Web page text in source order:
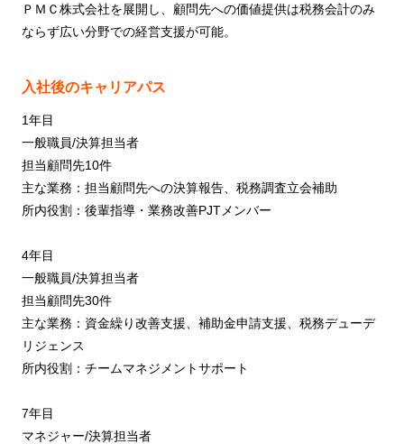
ＰＭＣ株式会社を展開し、顧問先への価値提供は税務会計のみ
ならず広い分野での経営支援が可能。
入社後のキャリアパス
1年目
一般職員/決算担当者
担当顧問先10件
主な業務：担当顧問先への決算報告、税務調査立会補助
所内役割：後輩指導・業務改善PJTメンバー
4年目
一般職員/決算担当者
担当顧問先30件
主な業務：資金繰り改善支援、補助金申請支援、税務デューデ
リジェンス
所内役割：チームマネジメントサポート
7年目
マネジャー/決算担当者